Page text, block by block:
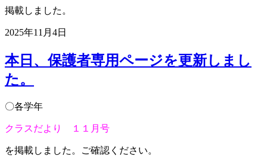
掲載しました。
2025年11月4日
本日、保護者専用ページを更新しまし
た。
〇各学年
クラスだより １１月号
を掲載しました。ご確認ください。